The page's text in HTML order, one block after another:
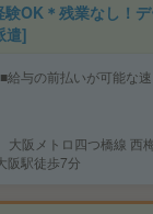
験OK＊残業なし！
遣]
与の前払いが可能な速
阪メトロ四つ橋線 西
阪駅徒歩7分